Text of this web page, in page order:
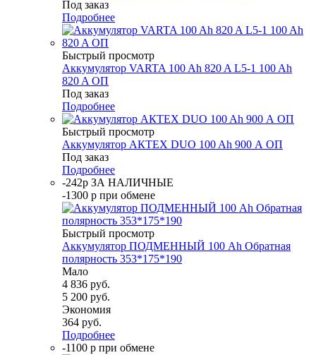
Под заказ
Подробнее
Быстрый просмотр
Аккумулятор VARTA 100 Ah 820 A L5-1 100 Ah
820 A ОП
Под заказ
Подробнее
Быстрый просмотр
Аккумулятор АКТЕХ DUO 100 Ah 900 А ОП
Под заказ
Подробнее
-242р ЗА НАЛИЧНЫЕ
-1300 р при обмене
Быстрый просмотр
Аккумулятор ПОДМЕННЫЙ 100 Ah Обратная
полярность 353*175*190
Мало
4 836 руб.
5 200 руб.
Экономия
364 руб.
Подробнее
-1100 р при обмене